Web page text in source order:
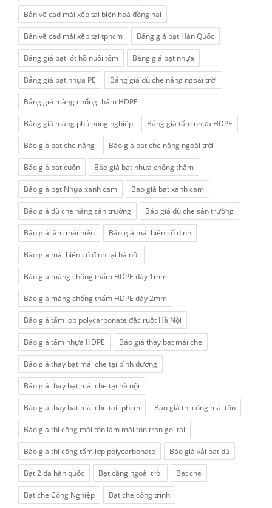
Bản vẽ cad mái xếp tại biên hoà đồng nai
Bản vẽ cad mái xếp tại tphcm Bảng giá bạt Hàn Quốc
Bảng giá bạt lót hồ nuôi tôm Bảng giá bạt nhựa
Bảng giá bạt nhựa PE Bảng giá dù che nắng ngoài trời
Bảng giá màng chống thấm HDPE
Bằng giá màng phủ nông nghiệp Bảng giá tấm nhựa HDPE
Báo giá bạt che nắng Báo giá bạt che nắng ngoài trời
Báo giá bạt cuốn Báo giá bạt nhựa chống thấm
Báo giá bạt Nhựa xanh cam Bao giá bạt xanh cam
Báo giá dù che nắng sân trường Báo giá dù che sân trường
Báo giá làm mái hiên Báo giá mái hiên cố định
Báo giá mái hiên cố định tại hà nội
Báo giá màng chống thấm HDPE dày 1mm
Báo giá màng chống thấm HDPE dày 2mm
Báo giá tấm lợp polycarbonate đặc ruột Hà Nội
Báo giá tấm nhựa HDPE Báo giá thay bạt mái che
Báo giá thay bạt mái che tại bình dương
Báo giá thay bạt mái che tại hà nội
Báo giá thay bạt mái che tại tphcm Báo giá thi công mái tôn
Báo giá thi công mái tôn làm mái tôn trọn gói tại
Báo giá thi công tấm lợp polycarbonate Báo giá vải bạt dù
Bạt 2 da hàn quốc Bạt căng ngoài trời Bạt che
Bạt che Công Nghiệp Bạt che công trình